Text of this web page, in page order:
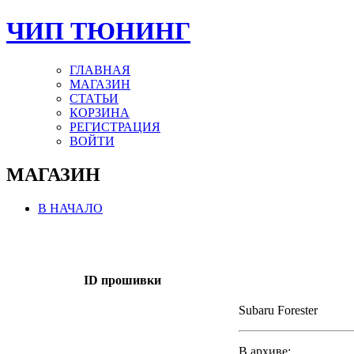
ЧИП ТЮНИНГ
ГЛАВНАЯ
МАГАЗИН
СТАТЬИ
КОРЗИНА
РЕГИСТРАЦИЯ
ВОЙТИ
МАГАЗИН
В НАЧАЛО
ID прошивки
Subaru Forester
В архиве: